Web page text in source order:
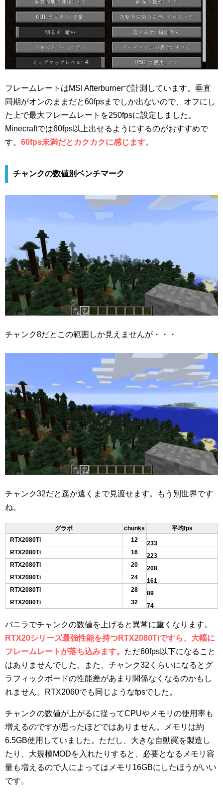
フレームレートはMSI Afterburnerで計測しています。垂直
同期がオンのままだと60fpsまでしか出ないので、オフにし
た上で最大フレームレートを250fpsに設定しました。
Minecraftでは60fps以上出せるようにするのがおすすめで
す。 60fps未満だとカクカクに感じます。
チャンクの数値別ベンチマーク
チャンク8だとこの範囲しか見えませんが・・・
チャンク32だと遥か遠くまで見渡せます。もう別世界です
ね。
グラボ chunks
平均fps
RTX2080Ti
12
233
RTX2080Ti
16
223
RTX2080Ti
20
208
RTX2080Ti
24
161
RTX2080Ti
28
89
RTX2080Ti
32 74
バニラでチャンクの数値を上げると異常に重くなります。
RTX20シリーズ最強性能を持つRTX2080Tiですら、大幅に
フレームレートが落ち込みます。 ただ60fps以下になること
はありませんでした。また、チャンク32くらいになるとグ
ラフィックボードの性能差があまり関係なくなるのかもし
れません。RTX2060でも同じようなfpsでした。
チャンクの数値が上がるに従ってCPUやメモリの使用率も
増えるのですが思ったほどではありません。メモリは約
6.5GB使用していました。ただし、大きな自動罠を製造し
たり、大規模MODを入れたりすると、必要となるメモリ容
量も増えるので人によってはメモリ16GBにしたほうがいい
です。